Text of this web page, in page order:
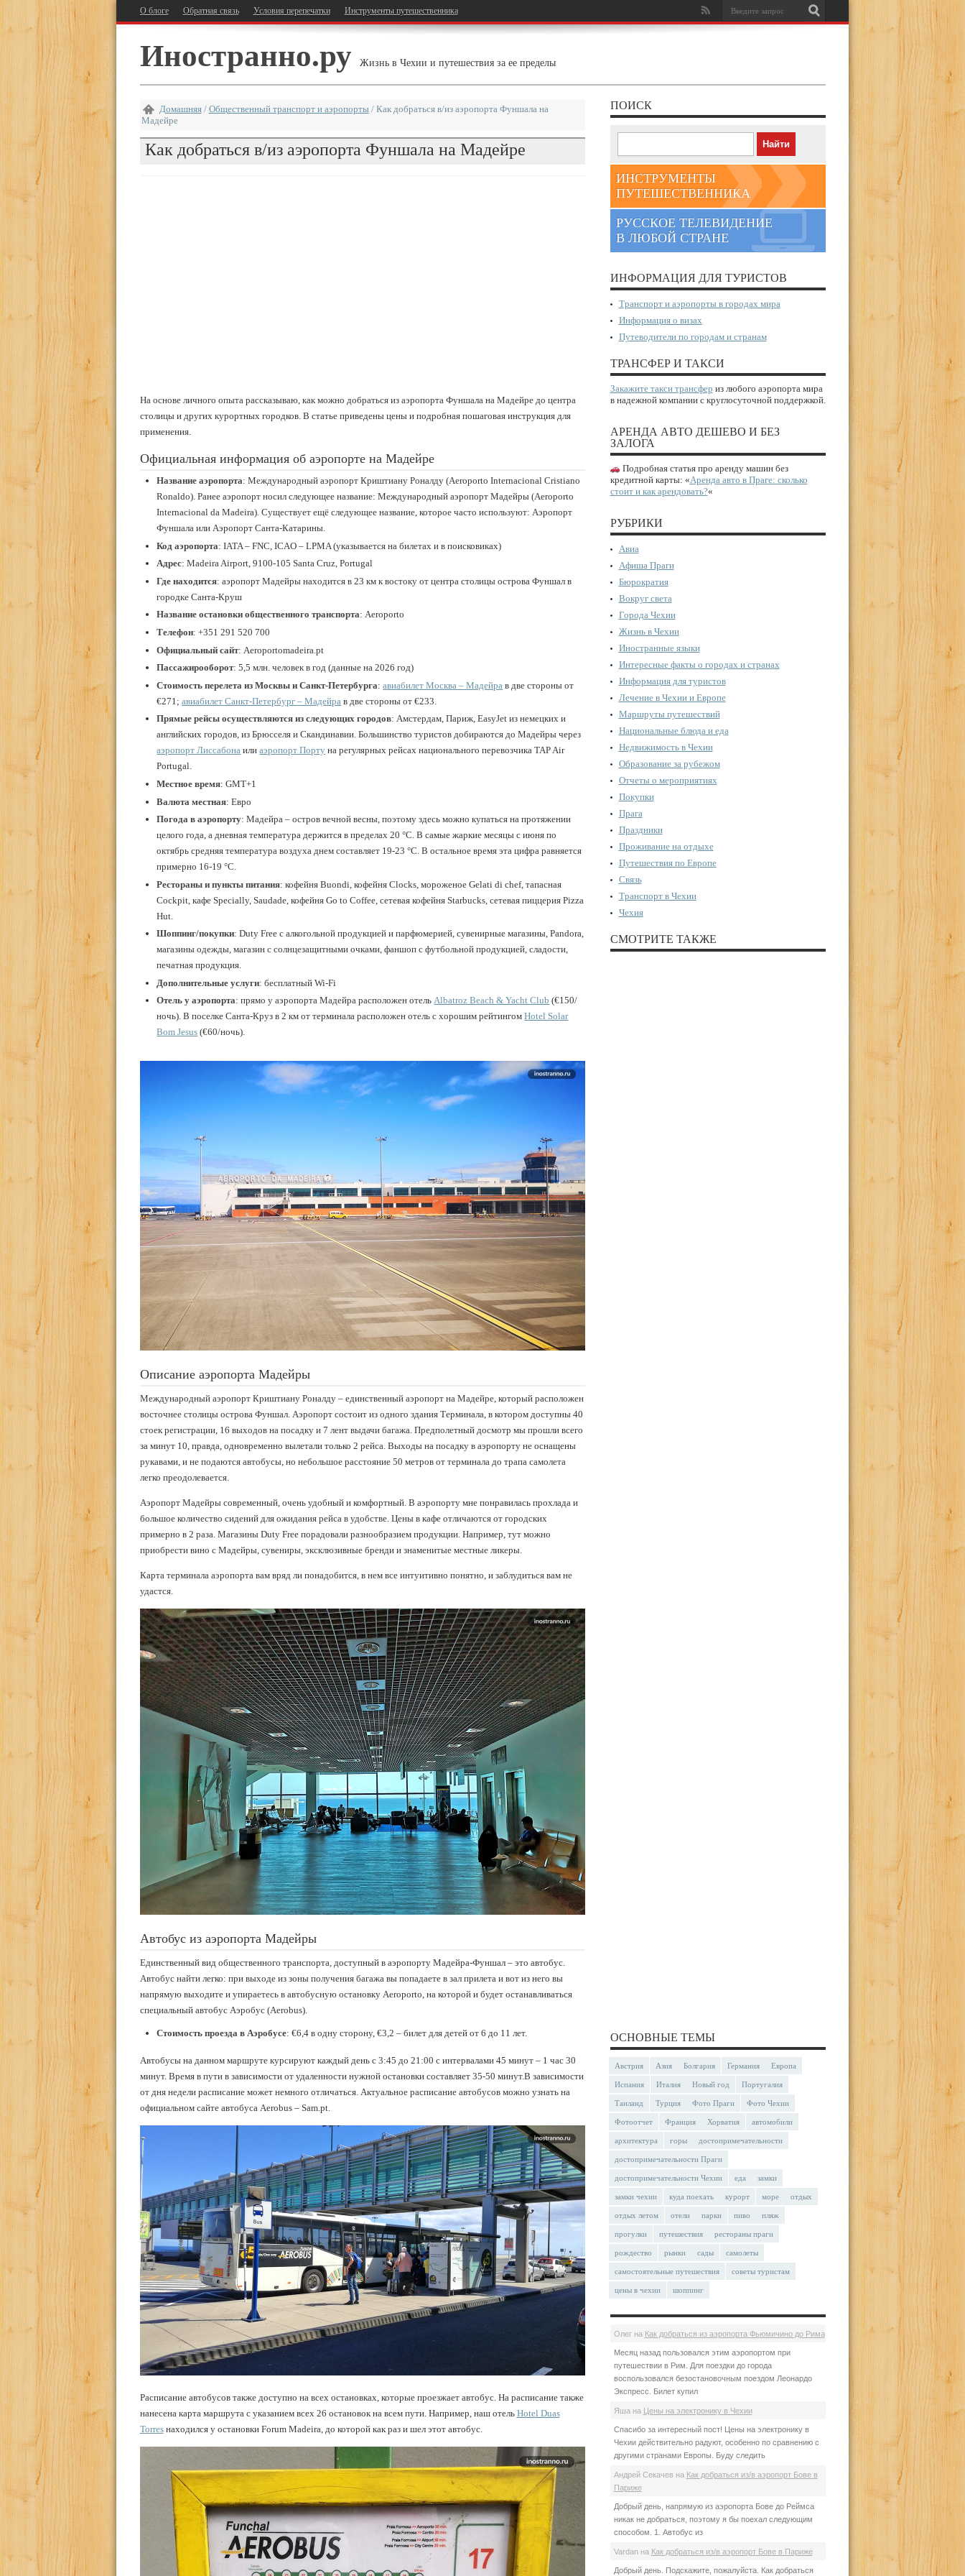
О блоге Обратная связь Условия перепечатки Инструменты путешественника
Иностранно.ру Жизнь в Чехии и путешествия за ее пределы
Домашняя/ Общественный транспорт и аэропорты/ Как добраться в/из аэропорта Фуншала на
Мадейре
Как добраться в/из аэропорта Фуншала на Мадейре
На основе личного опыта рассказываю, как можно добраться из аэропорта Фуншала на Мадейре до центра
столицы и других курортных городков. В статье приведены цены и подробная пошаговая инструкция для
применения.
Официальная информация об аэропорте на Мадейре
Название аэропорта: Международный аэропорт Криштиану Роналду (Aeroporto Internacional Cristiano
Ronaldo). Ранее аэропорт носил следующее название: Международный аэропорт Мадейры (Aeroporto
Internacional da Madeira). Существует ещё следующее название, которое часто используют: Аэропорт
Фуншала или Аэропорт Санта-Катарины.
Код аэропорта: IATA – FNC, ICAO – LPMA (указывается на билетах и в поисковиках)
Адрес: Madeira Airport, 9100-105 Santa Cruz, Portugal
Где находится: аэропорт Мадейры находится в 23 км к востоку от центра столицы острова Фуншал в
городке Санта-Круш
Название остановки общественного транспорта: Aeroporto
Телефон: +351 291 520 700
Официальный сайт: Aeroportomadeira.pt
Пассажирооборот: 5,5 млн. человек в год (данные на 2026 год)
Стоимость перелета из Москвы и Санкт-Петербурга:авиабилет Москва – Мадейра в две стороны от
€271;авиабилет Санкт-Петербург – Мадейра в две стороны от €233.
Прямые рейсы осуществляются из следующих городов: Амстердам, Париж, EasyJet из немецких и
английских городов, из Брюсселя и Скандинавии. Большинство туристов добираются до Мадейры через
аэропорт Лиссабона илиаэропорт Порту на регулярных рейсах национального перевозчика TAP Air
Portugal.
Местное время: GMT+1
Валюта местная: Евро
Погода в аэропорту: Мадейра – остров вечной весны, поэтому здесь можно купаться на протяжении
целого года, а дневная температура держится в пределах 20 °C. В самые жаркие месяцы с июня по
октябрь средняя температура воздуха днем составляет 19-23 °C. В остальное время эта цифра равняется
примерно 16-19 °C.
Рестораны и пункты питания: кофейня Buondi, кофейня Clocks, мороженое Gelati di chef, тапасная
Cockpit, кафе Specially, Saudade, кофейня Go to Coffee, сетевая кофейня Starbucks, сетевая пиццерия Pizza
Hut.
Шоппинг/покупки: Duty Free с алкогольной продукцией и парфюмерией, сувенирные магазины, Pandora,
магазины одежды, магазин с солнцезащитными очками, фаншоп с футбольной продукцией, сладости,
печатная продукция.
Дополнительные услуги: бесплатный Wi-Fi
Отель у аэропорта: прямо у аэропорта Мадейра расположен отельAlbatroz Beach & Yacht Club (€150/
ночь). В поселке Санта-Круз в 2 км от терминала расположен отель с хорошим рейтингомHotel Solar
Bom Jesus (€60/ночь).
Описание аэропорта Мадейры
Международный аэропорт Криштиану Роналду – единственный аэропорт на Мадейре, который расположен
восточнее столицы острова Фуншал. Аэропорт состоит из одного здания Терминала, в котором доступны 40
стоек регистрации, 16 выходов на посадку и 7 лент выдачи багажа. Предполетный досмотр мы прошли всего
за минут 10, правда, одновременно вылетали только 2 рейса. Выходы на посадку в аэропорту не оснащены
рукавами, и не подаются автобусы, но небольшое расстояние 50 метров от терминала до трапа самолета
легко преодолевается.
Аэропорт Мадейры современный, очень удобный и комфортный. В аэропорту мне понравилась прохлада и
большое количество сидений для ожидания рейса в удобстве. Цены в кафе отличаются от городских
примерно в 2 раза. Магазины Duty Free порадовали разнообразием продукции. Например, тут можно
приобрести вино с Мадейры, сувениры, эксклюзивные бренди и знаменитые местные ликеры.
Карта терминала аэропорта вам вряд ли понадобится, в нем все интуитивно понятно, и заблудиться вам не
удастся.
Автобус из аэропорта Мадейры
Единственный вид общественного транспорта, доступный в аэропорту Мадейра-Фуншал – это автобус.
Автобус найти легко: при выходе из зоны получения багажа вы попадаете в зал прилета и вот из него вы
напрямую выходите и упираетесь в автобусную остановку Aeroporto, на которой и будет останавливаться
специальный автобус Аэробус (Aerobus).
Стоимость проезда в Аэробусе: €6,4 в одну сторону, €3,2 – билет для детей от 6 до 11 лет.
Автобусы на данном маршруте курсируют каждый день с 3:45 до 21:00 с интервалами 45 минут – 1 час 30
минут. Время в пути в зависимости от удаленности нужной остановки составляет 35-50 минут.В зависимости
от дня недели расписание может немного отличаться. Актуальное расписание автобусов можно узнать на
официальном сайте автобуса Aerobus – Sam.pt.
Расписание автобусов также доступно на всех остановках, которые проезжает автобус. На расписание также
нанесена карта маршрута с указанием всех 26 остановок на всем пути. Например, наш отель Hotel Duas
Torresнаходился у остановки Forum Madeira, до которой как раз и шел этот автобус.
ПОИСК
ИНСТРУМЕНТЫ
ПУТЕШЕСТВЕННИКА
РУССКОЕ ТЕЛЕВИДЕНИЕ
В ЛЮБОЙ СТРАНЕ
ИНФОРМАЦИЯ ДЛЯ ТУРИСТОВ
Транспорт и аэропорты в городах мира
Информация о визах
Путеводители по городам и странам
ТРАНСФЕР И ТАКСИ
Закажите такси трансфер из любого аэропорта мира
в надежной компании с круглосуточной поддержкой.
АРЕНДА АВТО ДЕШЕВО И БЕЗ
ЗАЛОГА
Подробная статья про аренду машин без
кредитной карты: «Аренда авто в Праге: сколько
стоит и как арендовать?«
РУБРИКИ
Авиа
Афиша Праги
Бюрократия
Вокруг света
Города Чехии
Жизнь в Чехии
Иностранные языки
Интересные факты о городах и странах
Информация для туристов
Лечение в Чехии и Европе
Маршруты путешествий
Национальные блюда и еда
Недвижимость в Чехии
Образование за рубежом
Отчеты о мероприятиях
Покупки
Прага
Праздники
Проживание на отдыхе
Путешествия по Европе
Связь
Транспорт в Чехии
Чехия
СМОТРИТЕ ТАКЖЕ
ОСНОВНЫЕ ТЕМЫ
Австрия Азия Болгария Германия Европа
Испания Италия Новый год Португалия
Таиланд Турция Фото Праги Фото Чехии
Фотоотчет Франция Хорватия автомобили
архитектура горы достопримечательности
достопримечательности Праги
достопримечательности Чехии еда замки
замки чехии куда поехать курорт море отдых
отдых летом отели парки пиво пляж
прогулки путешествия рестораны праги
рождество рынки сады самолеты
самостоятельные путешествия советы туристам
цены в чехии шоппинг
Олегна Как добраться из аэропорта Фьюмичино до Рима
Месяц назад пользовался этим аэропортом при
путешествии в Рим. Для поездки до города
воспользовался безостановочным поездом Леонардо
Экспресс. Билет купил
Яша на Цены на электронику в Чехии
Спасибо за интересный пост! Цены на электронику в
Чехии действительно радуют, особенно по сравнению с
другими странами Европы. Буду следить
Андрей Секачев на Как добраться из/в аэропорт Бове в
Париже
Добрый день, напрямую из аэропорта Бове до Реймса
никак не добраться, поэтому я бы поехал следующим
способом. 1. Автобус из
Vardanна Как добраться из/в аэропорт Бове в Париже
Добрый день. Подскажите, пожалуйста. Как добраться